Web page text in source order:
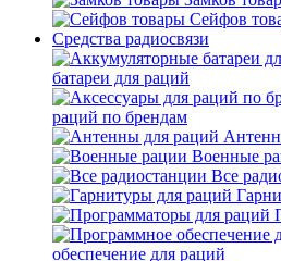
Сейфов
Средства радиосвязи
батареи для раций
раций по брендам
Военные
Все
обеспечение для раций